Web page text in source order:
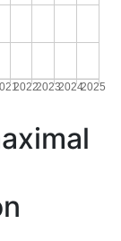
2022202320242025